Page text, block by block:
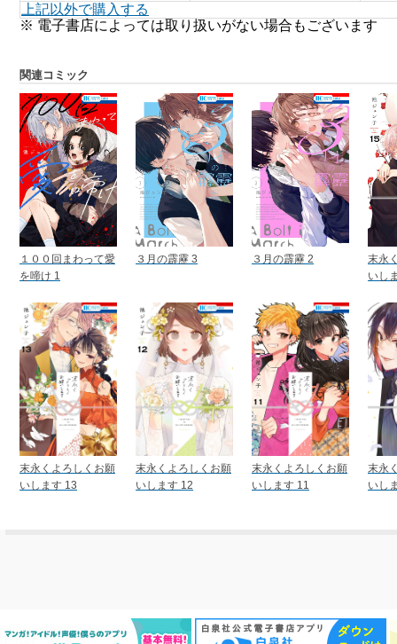
上記以外で購入する
※ 電子書店によっては取り扱いがない場合もございます
関連コミック
１００回まわって愛
を啼け 1
３月の霹靂 3 ３月の霹靂 2
末永
いし
末永くよろしくお願
いします 13
末永くよろしくお願
いします 12
末永くよろしくお願
いします 11
末永
いし